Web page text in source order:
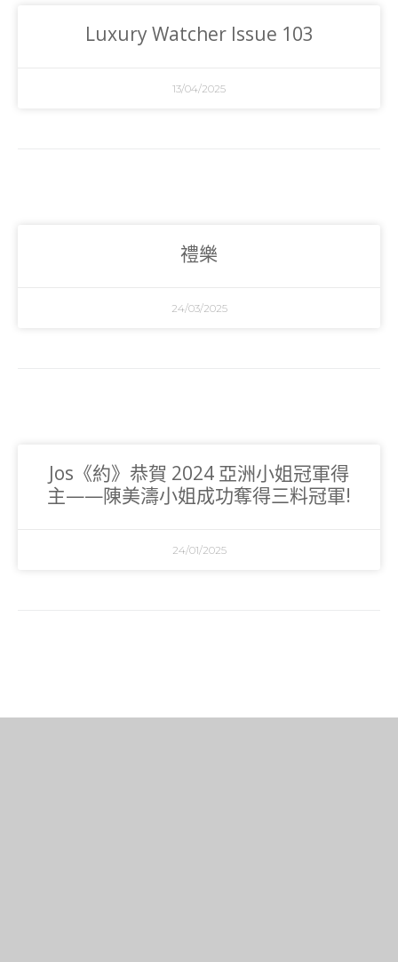
Luxury Watcher Issue 103
13/04/2025
禮樂
24/03/2025
Jos《約》恭賀 2024 亞洲小姐冠軍得
主——陳美濤小姐成功奪得三料冠軍!
24/01/2025